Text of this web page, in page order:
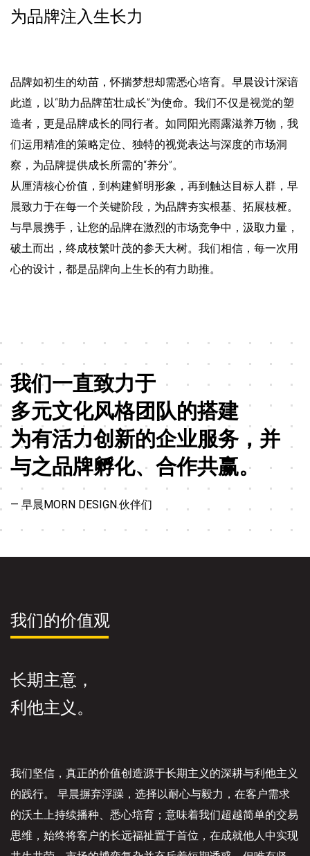
为品牌注入生长力
品牌如初生的幼苗，怀揣梦想却需悉心培育。早晨设计深谙
此道，以“助力品牌茁壮成长”为使命。我们不仅是视觉的塑
造者，更是品牌成长的同行者。如同阳光雨露滋养万物，我
们运用精准的策略定位、独特的视觉表达与深度的市场洞
察，为品牌提供成长所需的“养分”。
从厘清核心价值，到构建鲜明形象，再到触达目标人群，早
晨致力于在每一个关键阶段，为品牌夯实根基、拓展枝桠。
与早晨携手，让您的品牌在激烈的市场竞争中，汲取力量，
破土而出，终成枝繁叶茂的参天大树。我们相信，每一次用
心的设计，都是品牌向上生长的有力助推。
我们一直致力于
多元文化风格团队的搭建
为有活力创新的企业服务，并
与之品牌孵化、合作共赢。
— 早晨MORN DESIGN.伙伴们
我们的价值观
长期主意，
利他主义。
我们坚信，真正的价值创造源于长期主义的深耕与利他主义
的践行。 早晨摒弃浮躁，选择以耐心与毅力，在客户需求
的沃土上持续播种、悉心培育；意味着我们超越简单的交易
思维，始终将客户的长远福祉置于首位，在成就他人中实现